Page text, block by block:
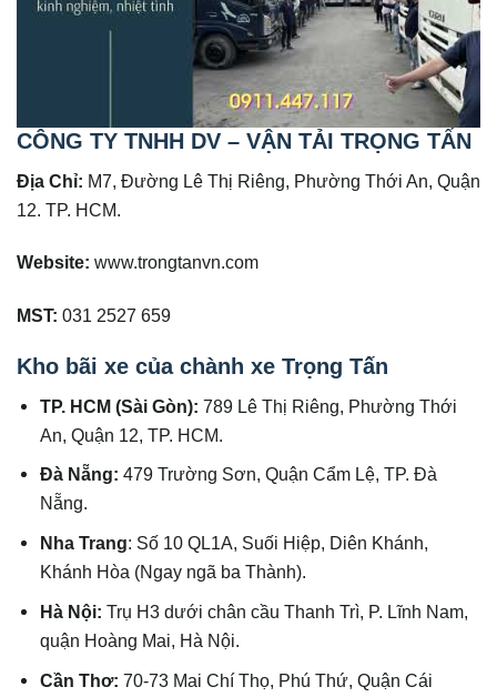
CÔNG TY TNHH DV – VẬN TẢI TRỌNG TẤN
Địa Chỉ: M7, Đường Lê Thị Riêng, Phường Thới An, Quận
12. TP. HCM.
Website: www.trongtanvn.com
MST: 031 2527 659
Kho bãi xe của chành xe Trọng Tấn
TP. HCM (Sài Gòn): 789 Lê Thị Riêng, Phường Thới
An, Quận 12, TP. HCM.
Đà Nẵng:479 Trường Sơn, Quận Cẩm Lệ, TP. Đà
Nẵng.
Nha Trang: Số 10 QL1A, Suối Hiệp, Diên Khánh,
Khánh Hòa (Ngay ngã ba Thành).
Hà Nội:Trụ H3 dưới chân cầu Thanh Trì, P. Lĩnh Nam,
quận Hoàng Mai, Hà Nội.
Cần Thơ:70-73 Mai Chí Thọ, Phú Thứ, Quận Cái